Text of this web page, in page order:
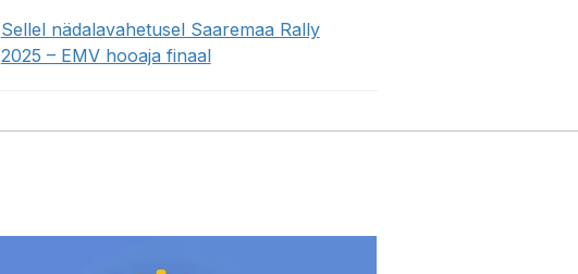
Sellel nädalavahetusel Saaremaa Rally
2025 – EMV hooaja finaal